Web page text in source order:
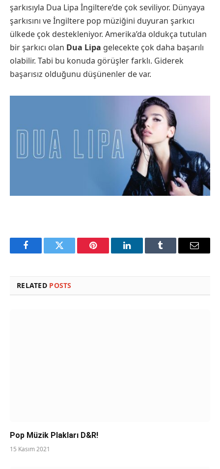
şarkısıyla Dua Lipa İngiltere’de çok seviliyor. Dünyaya
şarkısını ve İngiltere pop müziğini duyuran şarkıcı
ülkede çok destekleniyor. Amerika’da oldukça tutulan
bir şarkıcı olan Dua Lipa gelecekte çok daha başarılı
olabilir. Tabi bu konuda görüşler farklı. Giderek
başarısız olduğunu düşünenler de var.
FacebookTwitter Pinterest LinkedInTumblr Email
RELATED POSTS
Pop Müzik Plakları D&R!
15 Kasım 2021